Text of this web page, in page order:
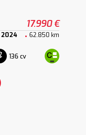
17.990 €
2024 62.850 km
136 cv